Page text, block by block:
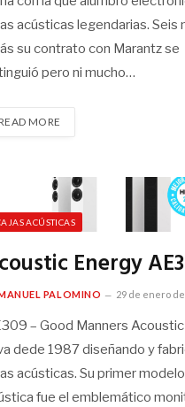
acústicas legendarias. Seis
su contrato con Marantz se
pero ni mucho…
MORE
ACÚSTICAS
Energy
PALOMINO 29 de enero de
– Good Manners
dede 1987 diseñando y
acústicas. Su primer
fue el emblemático